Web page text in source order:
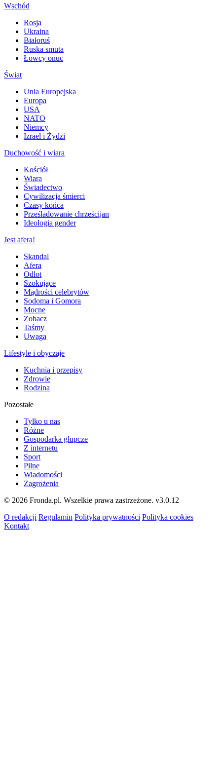
Wschód
Rosja
Ukraina
Białoruś
Ruska smuta
Łowcy onuc
Świat
Unia Europejska
Europa
USA
NATO
Niemcy
Izrael i Żydzi
Duchowość i wiara
Kościół
Wiara
Świadectwo
Cywilizacja śmierci
Czasy końca
Prześladowanie chrześcijan
Ideologia gender
Jest afera!
Skandal
Afera
Odlot
Szokujące
Mądrości celebrytów
Sodoma i Gomora
Mocne
Zobacz
Taśmy
Uwaga
Lifestyle i obyczaje
Kuchnia i przepisy
Zdrowie
Rodzina
Pozostałe
Tylko u nas
Różne
Gospodarka głupcze
Z internetu
Sport
Pilne
Wiadomości
Zagrożenia
© 2026 Fronda.pl. Wszelkie prawa zastrzeżone. v3.0.12
O redakcji Regulamin Polityka prywatności Polityka cookies
Kontakt